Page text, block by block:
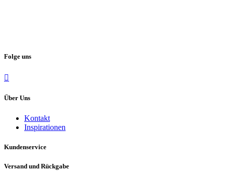
Folge uns
Über Uns
Kontakt
Inspirationen
Kundenservice
Versand und Rückgabe